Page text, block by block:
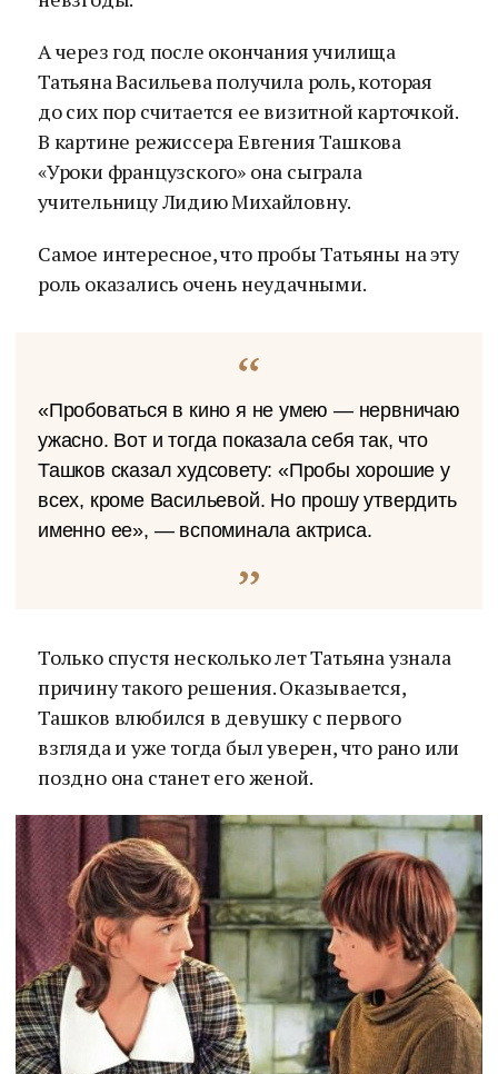
А через год после окончания училища
Татьяна Васильева получила роль, которая
до сих пор считается ее визитной карточкой.
В картине режиссера Евгения Ташкова
«Уроки французского» она сыграла
учительницу Лидию Михайловну.
Самое интересное, что пробы Татьяны на эту
роль оказались очень неудачными.
«Пробоваться в кино я не умею — нервничаю
ужасно. Вот и тогда показала себя так, что
Ташков сказал худсовету: «Пробы хорошие у
всех, кроме Васильевой. Но прошу утвердить
именно ее», — вспоминала актриса.
Только спустя несколько лет Татьяна узнала
причину такого решения. Оказывается,
Ташков влюбился в девушку с первого
взгляда и уже тогда был уверен, что рано или
поздно она станет его женой.